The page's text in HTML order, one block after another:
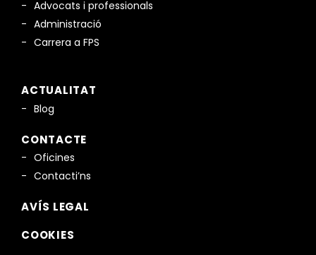
Advocats i professionals
Administració
Carrera a FPS
ACTUALITAT
Blog
CONTACTE
Oficines
Contacti’ns
AVÍS LEGAL
COOKIES